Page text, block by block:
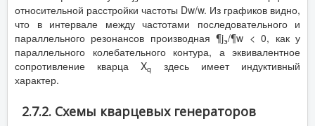
относительной расстройки частоты Dw/w. Из графиков видно,
что в интервале между частотами последовательного и
параллельного резонансов производная ¶jэ/¶w < 0, как у
параллельного колебательного контура, а эквивалентное
сопротивление кварца Xq
здесь имеет индуктивный
характер.
2.7.2. Схемы кварцевых генераторов